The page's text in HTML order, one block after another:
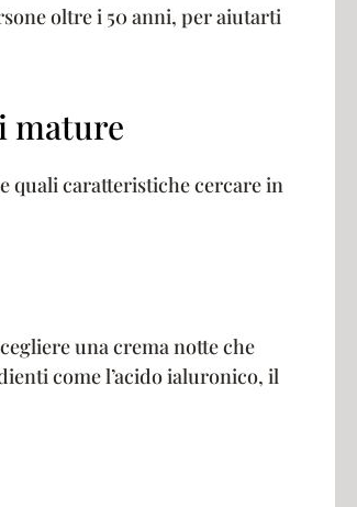
oltre i 50 anni, per aiutarti
mature
quali caratteristiche cercare in
una crema notte che
come l’acido ialuronico, il